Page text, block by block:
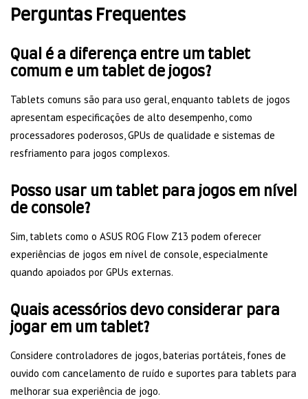
Perguntas Frequentes
Qual é a diferença entre um tablet
comum e um tablet de jogos?
Tablets comuns são para uso geral, enquanto tablets de jogos
apresentam especificações de alto desempenho, como
processadores poderosos, GPUs de qualidade e sistemas de
resfriamento para jogos complexos.
Posso usar um tablet para jogos em nível
de console?
Sim, tablets como o ASUS ROG Flow Z13 podem oferecer
experiências de jogos em nível de console, especialmente
quando apoiados por GPUs externas.
Quais acessórios devo considerar para
jogar em um tablet?
Considere controladores de jogos, baterias portáteis, fones de
ouvido com cancelamento de ruído e suportes para tablets para
melhorar sua experiência de jogo.